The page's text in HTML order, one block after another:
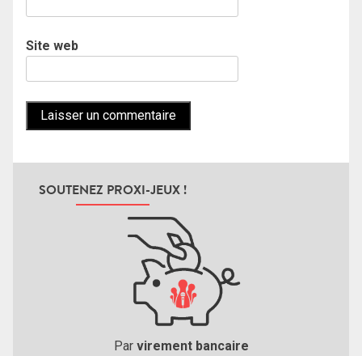
Site web
SOUTENEZ PROXI-JEUX !
Par virement bancaire